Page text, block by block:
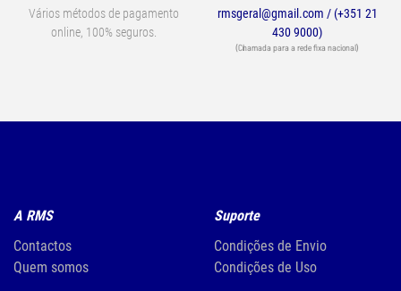
Vários métodos de pagamento
online, 100% seguros.
rmsgeral@gmail.com / (+351 21
430 9000)
(Chamada para a rede fixa nacional)
A RMS
Contactos
Quem somos
Suporte
Condições de Envio
Condições de Uso